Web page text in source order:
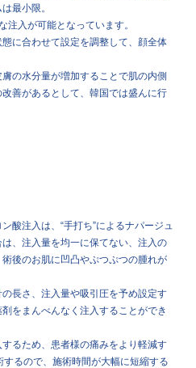
最小限。
注入が可能となっています。
に合わせて設定を調整して、顔全体
の水分量が増加することで肌の内側
善があるとして、韓国では盛んに行
酸注入は、“手打ち”によるナパージュ
、注入量を均一に保てない、注入の
後のお肌に凹凸やぷつぷつの腫れが
長さ、注入量や吸引圧を予め設定す
をまんべんなく注入することができ
るため、患者様の痛みをより軽減す
るので、施術時間が大幅に短縮する